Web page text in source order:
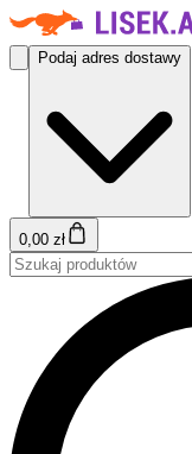
Podaj adres dostawy
0,00 zł